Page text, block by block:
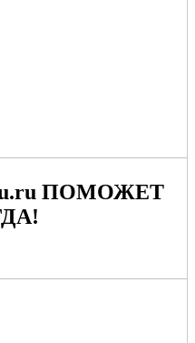
ПОМОЖЕТ